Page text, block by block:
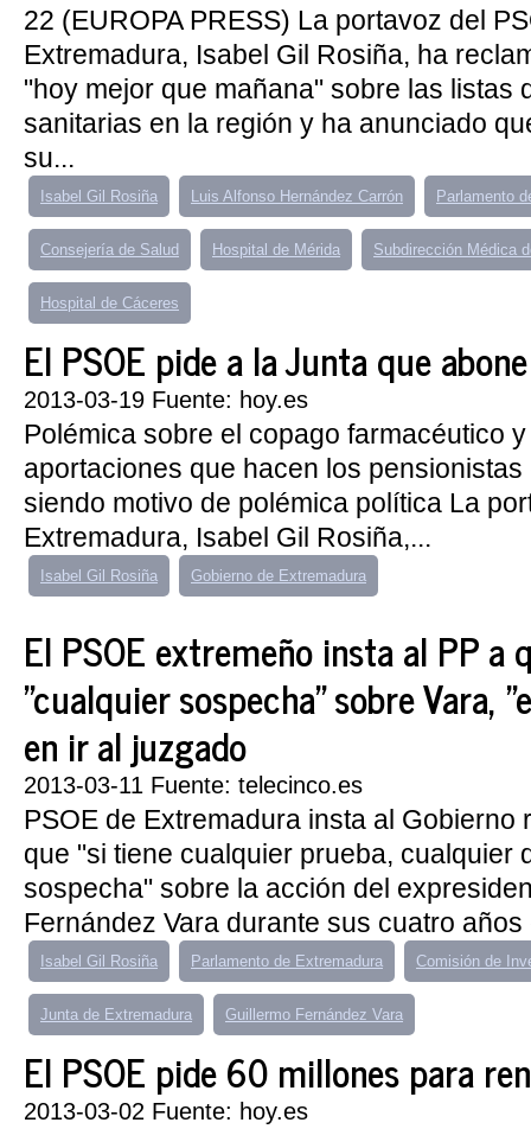
22 (EUROPA PRESS) La portavoz del
Extremadura, Isabel Gil Rosiña, ha
"hoy mejor que mañana" sobre las listas
sanitarias en la región y ha anunciado
su...
Isabel Gil Rosiña Luis Alfonso Hernández Carrón Parlamento
Consejería de Salud Hospital de Mérida Subdirección Médica
Hospital de Cáceres
El PSOE pide a la Junta que
2013-03-19 Fuente: hoy.es
Polémica sobre el copago farmacéutico
aportaciones que hacen los
siendo motivo de polémica política La
Extremadura, Isabel Gil Rosiña,...
Isabel Gil Rosiña Gobierno de Extremadura
El PSOE extremeño insta al PP a
"cualquier sospecha" sobre Vara,
en ir al juzgado
2013-03-11 Fuente: telecinco.es
PSOE de Extremadura insta al Gobierno
que "si tiene cualquier prueba, cualquier
sospecha" sobre la acción del
Fernández Vara durante sus cuatro
Isabel Gil Rosiña Parlamento de Extremadura Comisión de
Junta de Extremadura Guillermo Fernández Vara
El PSOE pide 60 millones para
2013-03-02 Fuente: hoy.es